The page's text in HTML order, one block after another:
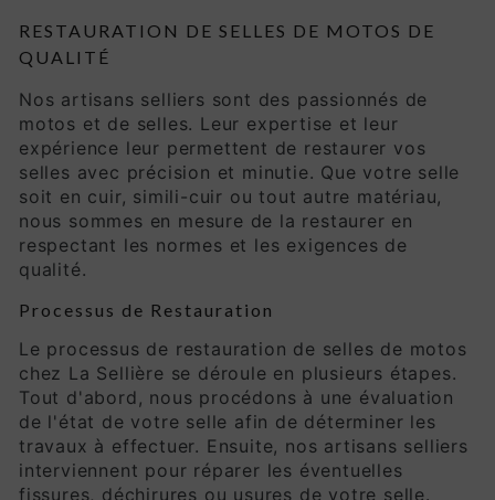
RESTAURATION DE SELLES DE MOTOS DE
QUALITÉ
Nos artisans selliers sont des passionnés de
motos et de selles. Leur expertise et leur
expérience leur permettent de restaurer vos
selles avec précision et minutie. Que votre selle
soit en cuir, simili-cuir ou tout autre matériau,
nous sommes en mesure de la restaurer en
respectant les normes et les exigences de
qualité.
Processus de Restauration
Le processus de restauration de selles de motos
chez La Sellière se déroule en plusieurs étapes.
Tout d'abord, nous procédons à une évaluation
de l'état de votre selle afin de déterminer les
travaux à effectuer. Ensuite, nos artisans selliers
interviennent pour réparer les éventuelles
fissures, déchirures ou usures de votre selle.